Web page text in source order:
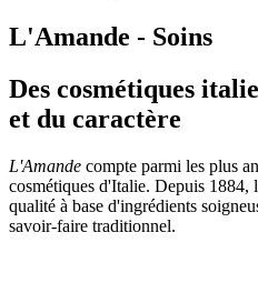
L'Amande - Soins
Des cosmétiques
et du caractère
L'Amande compte parmi les plus
cosmétiques d'Italie. Depuis 1884,
qualité à base d'ingrédients
savoir-faire traditionnel.